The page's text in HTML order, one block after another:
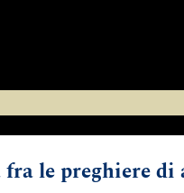
le preghiere di